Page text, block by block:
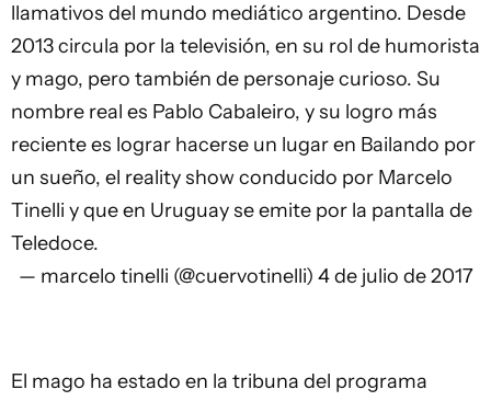
llamativos del mundo mediático argentino. Desde
2013 circula por la televisión, en su rol de humorista
y mago, pero también de personaje curioso. Su
nombre real es Pablo Cabaleiro, y su logro más
reciente es lograr hacerse un lugar en Bailando por
un sueño, el reality show conducido por Marcelo
Tinelli y que en Uruguay se emite por la pantalla de
Teledoce.
— marcelo tinelli (@cuervotinelli) 4 de julio de 2017
El mago ha estado en la tribuna del programa